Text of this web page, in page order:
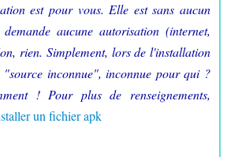
est pour vous. Elle est sans aucun
aucune autorisation (internet,
rien. Simplement, lors de l'installation
"source inconnue", inconnue pour qui ?
! Pour plus de renseignements,
un fichier apk